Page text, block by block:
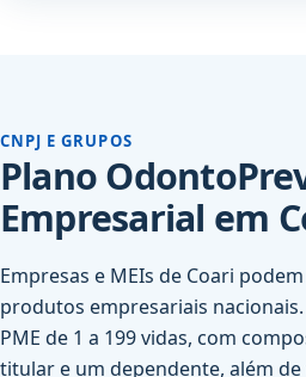
CNPJ E GRUPOS
Plano
Empresarial em
Empresas e MEIs de Coari
produtos empresariais
PME de 1 a 199 vidas, com
titular e um dependente, além